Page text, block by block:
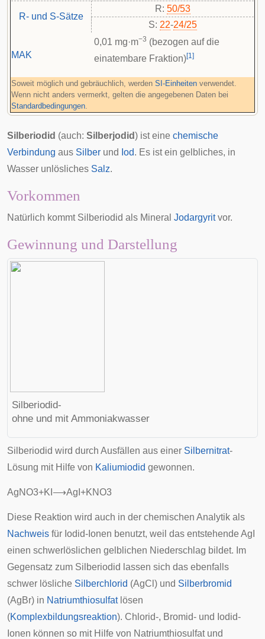
R- und S-Sätze
R: 50/53
S: 22-24/25
MAK
0,01 mg·m−3 (bezogen auf die
einatembare Fraktion)[1]
Soweit möglich und gebräuchlich, werden SI-Einheiten verwendet.
Wenn nicht anders vermerkt, gelten die angegebenen Daten bei
Standardbedingungen.
Silberiodid (auch: Silberjodid) ist eine chemische
Verbindung aus Silber und Iod. Es ist ein gelbliches, in
Wasser unlösliches Salz.
Vorkommen
Natürlich kommt Silberiodid als Mineral Jodargyritvor.
Gewinnung und Darstellung
Silberiodid-
ohne und mit Ammoniakwasser
Silberiodid wird durch Ausfällen aus einer Silbernitrat-
Lösung mit Hilfe von Kaliumiodid gewonnen.
AgNO3+K ⟶Ag +KNO3
Diese Reaktion wird auch in der chemischen Analytik als
Nachweis für Iodid-Ionen benutzt, weil das entstehende AgI
einen schwerlöslichen gelblichen Niederschlag bildet. Im
Gegensatz zum Silberiodid lassen sich das ebenfalls
schwer lösliche Silberchlorid (AgCl) und Silberbromid
(AgBr) in Natriumthiosulfatlösen
(Komplexbildungsreaktion). Chlorid-, Bromid- und Iodid-
Ionen können so mit Hilfe von Natriumthiosulfat und